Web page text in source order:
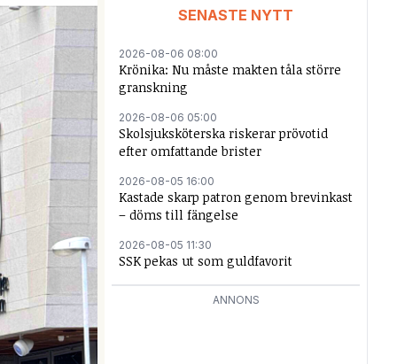
SENASTE NYTT
2026-08-06 08:00
Krönika: Nu måste makten tåla större
granskning
2026-08-06 05:00
Skolsjuksköterska riskerar prövotid
efter omfattande brister
2026-08-05 16:00
Kastade skarp patron genom brevinkast
– döms till fängelse
2026-08-05 11:30
SSK pekas ut som guldfavorit
ANNONS